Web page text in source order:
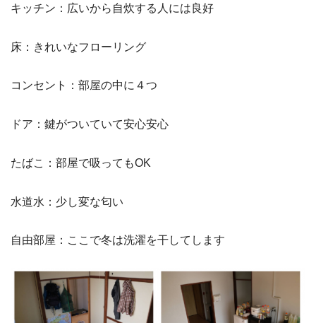
キッチン：広いから自炊する人には良好
床：きれいなフローリング
コンセント：部屋の中に４つ
ドア：鍵がついていて安心安心
たばこ：部屋で吸ってもOK
水道水：少し変な匂い
自由部屋：ここで冬は洗濯を干してします